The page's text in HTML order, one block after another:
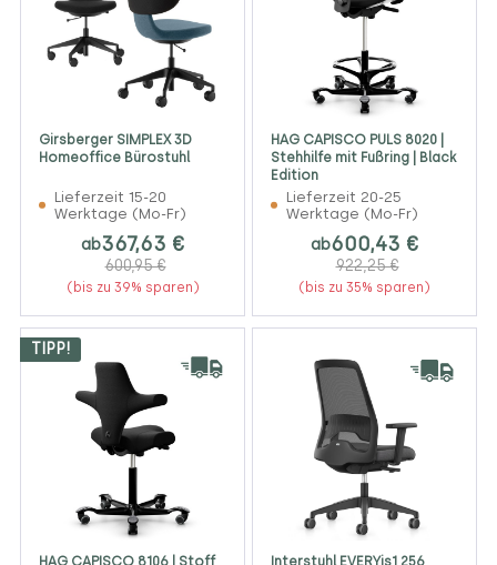
Girsberger SIMPLEX 3D
Homeoffice Bürostuhl
Lieferzeit 15-20
Werktage (Mo-Fr)
ab367,63 €
600,95 €
(bis zu 39% sparen)
HAG CAPISCO PULS 8020 |
Stehhilfe mit Fußring | Black
Edition
Lieferzeit 20-25
Werktage (Mo-Fr)
ab600,43 €
922,25 €
(bis zu 35% sparen)
TIPP!
HAG CAPISCO 8106 | Stoff Interstuhl EVERYis1 256